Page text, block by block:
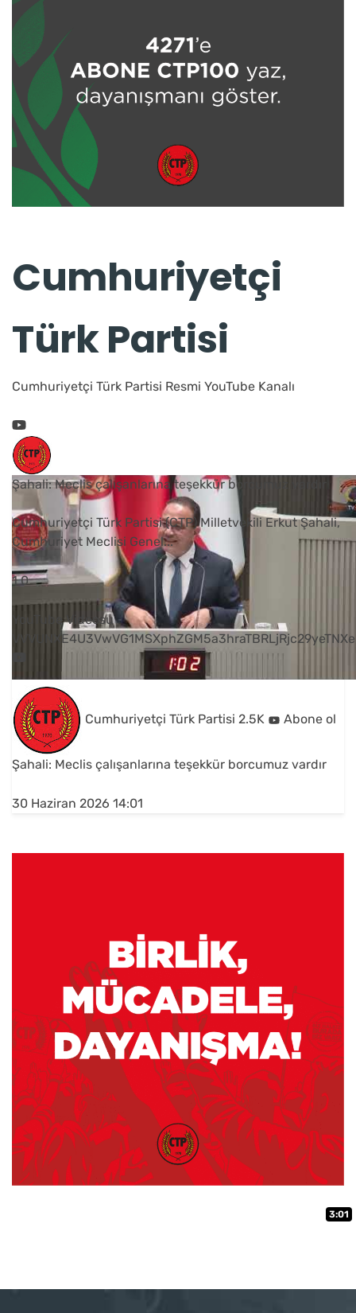
Cumhuriyetçi
Türk Partisi
Cumhuriyetçi Türk Partisi Resmi YouTube Kanalı
3:01
Şahali: Meclis çalışanlarına teşekkür borcumuz vardır
Cumhuriyetçi Türk Partisi (CTP) Milletvekili Erkut Şahali,
Cumhuriyet Meclisi Genel...
1 0
YouTube Videosu
Cumhuriyetçi Türk Partisi 2.5K Abone ol
Şahali: Meclis çalışanlarına teşekkür borcumuz vardır
30 Haziran 2026 14:01